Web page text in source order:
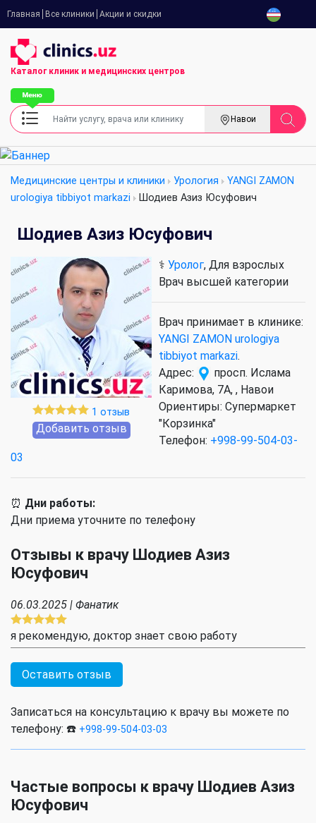
Главная Все клиники Акции и скидки
Каталог клиник и медицинских центров
Навои
Медицинские центры и клиники Урология
YANGI ZAMON
urologiya tibbiyot markazi
Шодиев Азиз Юсуфович
Шодиев Азиз Юсуфович
1 отзыв
Добавить отзыв
⚕️ Уролог, Для взрослых
Врач высшей категории
Врач принимает в клинике:
YANGI ZAMON urologiya
tibbiyot markazi.
Адрес:
просп. Ислама
Каримова, 7A, , Навои
Ориентиры: Супермаркет
"Корзинка"
Телефон: +998-99-504-03-
03
⏰ Дни работы:
Дни приема уточните по телефону
Отзывы к врачу Шодиев Азиз
Юсуфович
06.03.2025 | Фанатик
я рекомендую, доктор знает свою работу
Оставить отзыв
Записаться на консультацию к врачу вы можете по
телефону: ☎️ +998-99-504-03-03
Частые вопросы к врачу Шодиев Азиз
Юсуфович